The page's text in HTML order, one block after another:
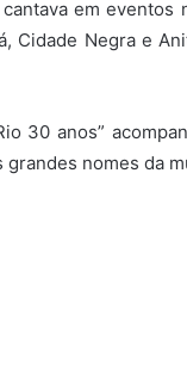
em
Cidade Negra e
30 anos”
nomes da